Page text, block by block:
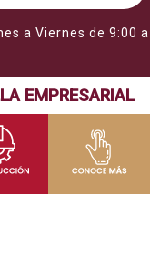
a Viernes de 9:00 a
EMPRESARIAL